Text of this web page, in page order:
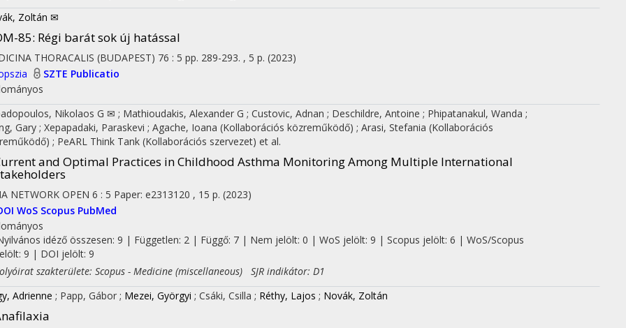
Zoltán ✉
85: Régi barát sok új hatással
THORACALIS (BUDAPEST) 76 : 5 pp. 289-293. , 5 p. (2023)
SZTE Publicatio
Nikolaos G ✉ ; Mathioudakis, Alexander G ; Custovic, Adnan ; Deschildre, Antoine ; Phipatanakul, Wanda ;
Gary ; Xepapadaki, Paraskevi ; Agache, Ioana (Kollaborációs közreműködő) ; Arasi, Stefania (Kollaborációs
; PeARL Think Tank (Kollaborációs szervezet) et al.
and Optimal Practices in Childhood Asthma Monitoring Among Multiple International
NETWORK OPEN 6 : 5 Paper: e2313120 , 15 p. (2023)
WoS Scopus PubMed
idéző összesen: 9 | Független: 2 | Függő: 7 | Nem jelölt: 0 | WoS jelölt: 9 | Scopus jelölt: 6 | WoS/Scopus
9 | DOI jelölt: 9
szakterülete: Scopus - Medicine (miscellaneous) SJR indikátor: D1
Adrienne ; Papp, Gábor ; Mezei, Györgyi ; Csáki, Csilla ; Réthy, Lajos ; Novák, Zoltán